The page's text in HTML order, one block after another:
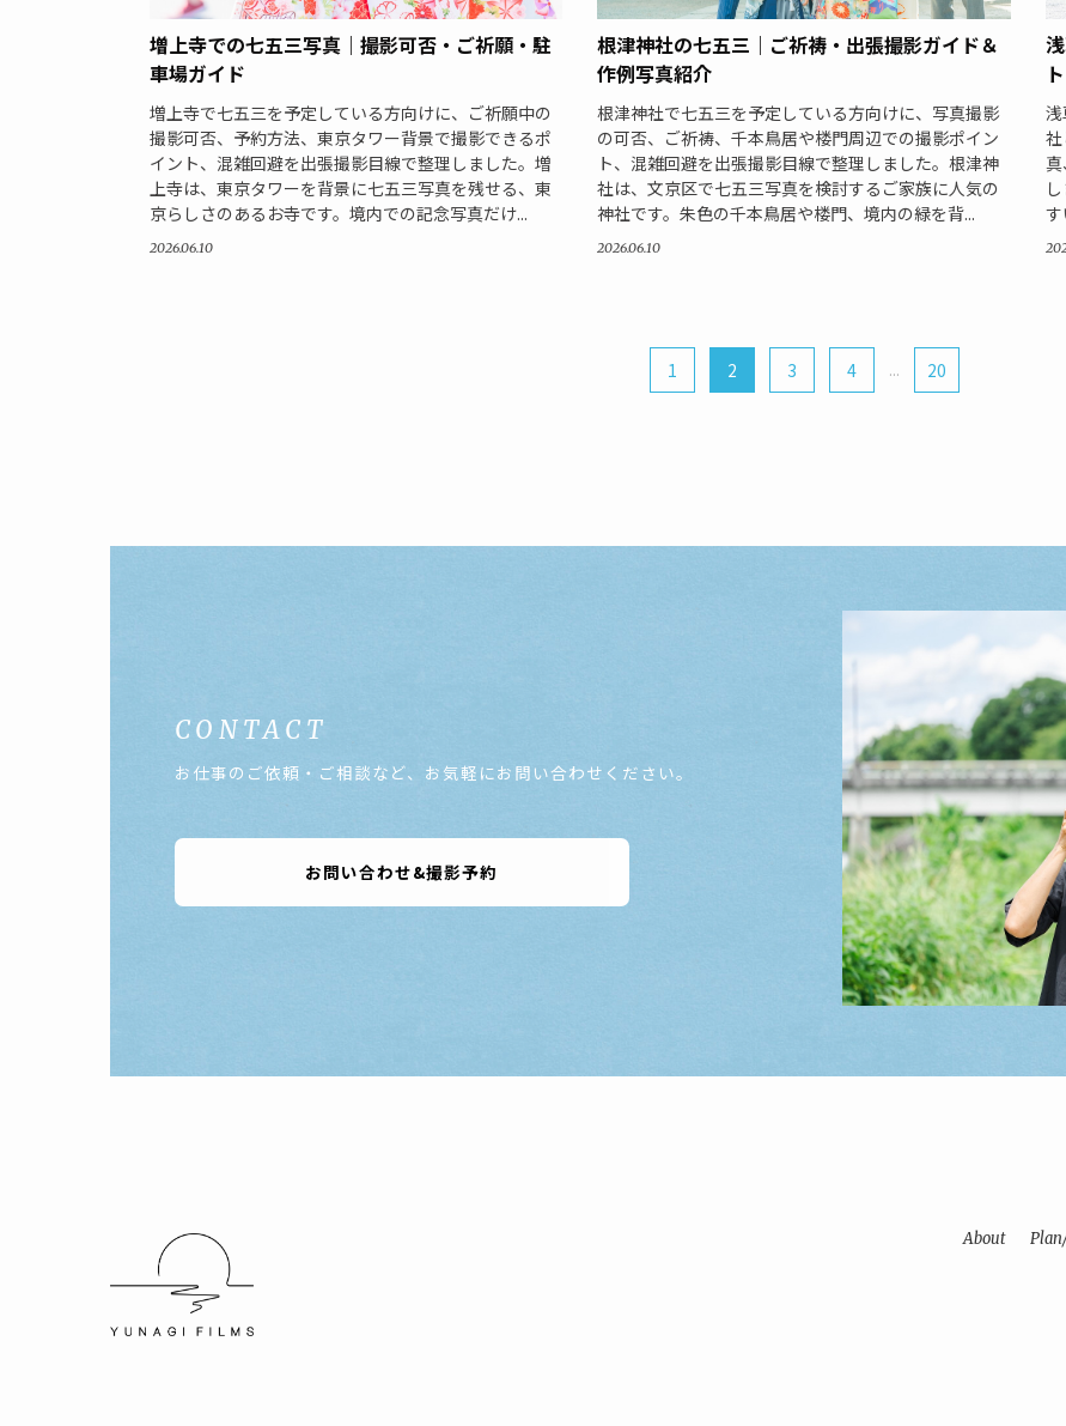
増上寺での七五三写真｜撮影可否・ご祈願・駐
車場ガイド
増上寺で七五三を予定している方向けに、ご祈願中の
撮影可否、予約方法、東京タワー背景で撮影できるポ
イント、混雑回避を出張撮影目線で整理しました。増
上寺は、東京タワーを背景に七五三写真を残せる、東
京らしさのあるお寺です。境内での記念写真だけ...
2026.06.10
根津神社の七五三｜ご祈祷・出張撮影ガイド＆
作例写真紹介
根津神社で七五三を予定している方向けに、写真撮影
の可否、ご祈祷、千本鳥居や楼門周辺での撮影ポイン
ト、混雑回避を出張撮影目線で整理しました。根津神
社は、文京区で七五三写真を検討するご家族に人気の
神社です。朱色の千本鳥居や楼門、境内の緑を背...
2026.06.10
1 2 3 4 ... 20
CONTACT
お仕事のご依頼・ご相談など、お気軽にお問い合わせください。
お問い合わせ&撮影予約
About